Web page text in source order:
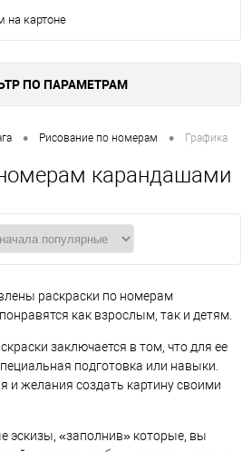
на картоне
ПО ПАРАМЕТРАМ
• Рисование по номерам • Графика
карандашами
раскраски по номерам
как взрослым, так и детям.
заключается в том, что для ее
подготовка или навыки.
и желания создать картину своими
эскизы, «заполнив» которые, вы